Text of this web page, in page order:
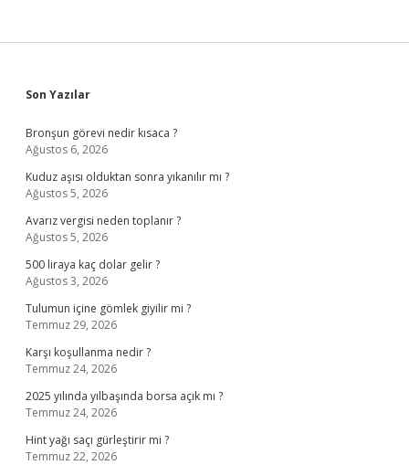
Sidebar
Son Yazılar
Bronşun görevi nedir kısaca ?
Ağustos 6, 2026
Kuduz aşısı olduktan sonra yıkanılır mı ?
Ağustos 5, 2026
Avarız vergisi neden toplanır ?
Ağustos 5, 2026
500 liraya kaç dolar gelir ?
Ağustos 3, 2026
Tulumun içine gömlek giyilir mi ?
Temmuz 29, 2026
Karşı koşullanma nedir ?
Temmuz 24, 2026
2025 yılında yılbaşında borsa açık mı ?
Temmuz 24, 2026
Hint yağı saçı gürleştirir mi ?
Temmuz 22, 2026